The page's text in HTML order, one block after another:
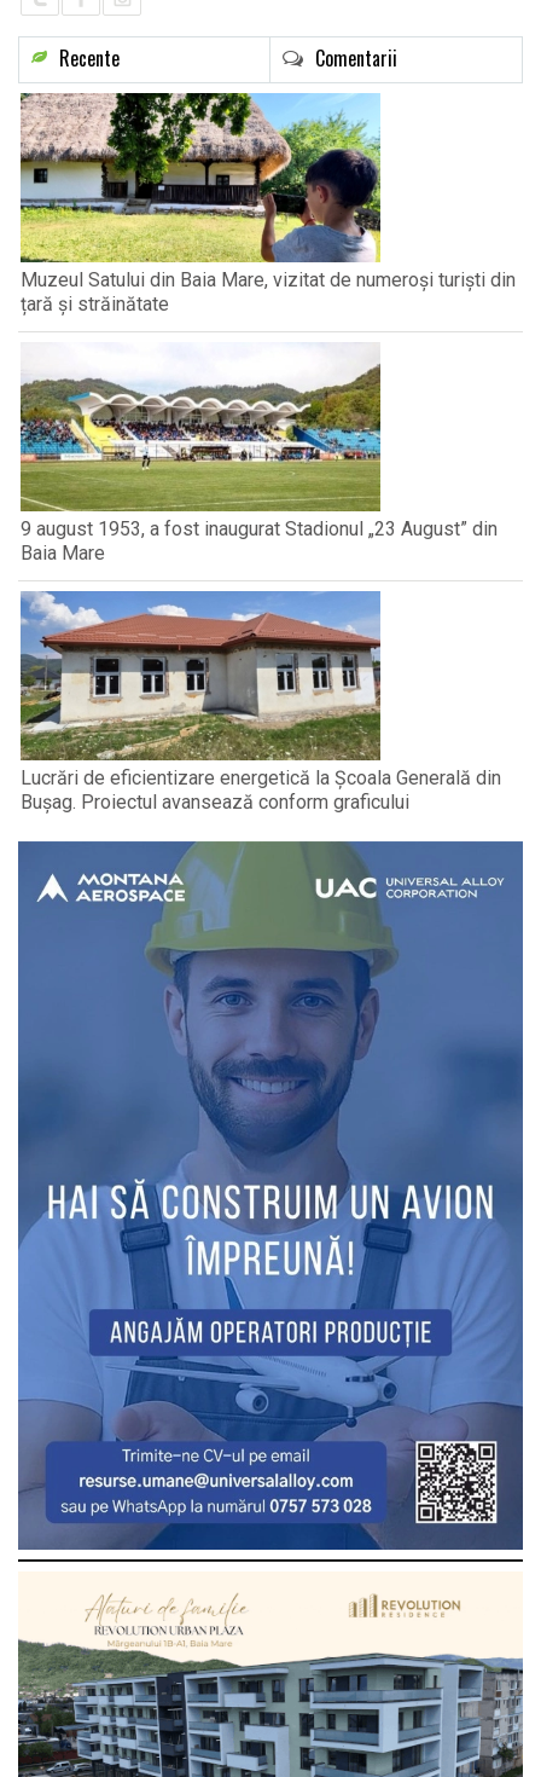
Recente Comentarii
Muzeul Satului din Baia Mare, vizitat de numeroși turiști din
țară și străinătate
9 august 1953, a fost inaugurat Stadionul „23 August” din
Baia Mare
Lucrări de eficientizare energetică la Școala Generală din
Bușag. Proiectul avansează conform graficului